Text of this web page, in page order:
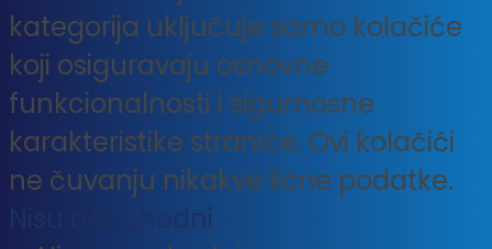
kategorija uključuje samo kolačiće
koji osiguravaju osnovne
funkcionalnosti i sigurnosne
karakteristike stranice. Ovi kolačići
ne čuvanju nikakve lične podatke.
Nisu neophodni